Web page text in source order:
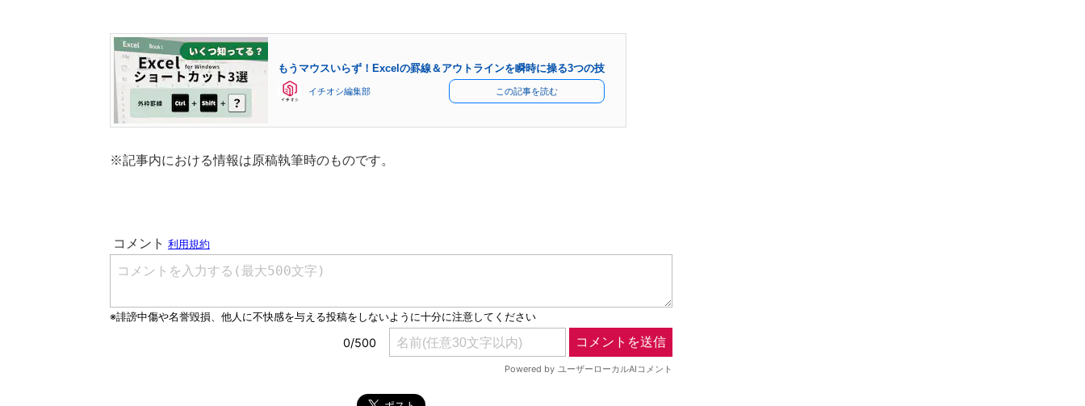
もうマウスいらず！Excelの罫線＆アウトラインを瞬時に操る3つの技
イチオシ編集部 この記事を読む
※記事内における情報は原稿執筆時のものです。